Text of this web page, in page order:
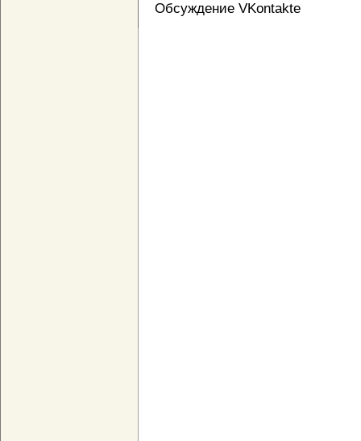
Обсуждение VKontakte